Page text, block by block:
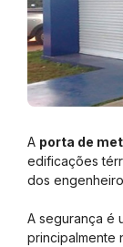
A porta de
edificações
dos
A segurança é
principalmente